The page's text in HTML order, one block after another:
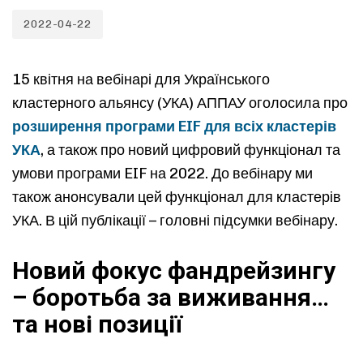
2022-04-22
15 квітня на вебінарі для Українського
кластерного альянсу (УКА) АППАУ оголосила про
розширення програми EIF для всіх кластерів
УКА, а також про новий цифровий функціонал та
умови програми EIF на 2022. До вебінару ми
також анонсували цей функціонал для кластерів
УКА. В цій публікації – головні підсумки вебінару.
Новий фокус фандрейзингу
– боротьба за виживання…
та нові позиції